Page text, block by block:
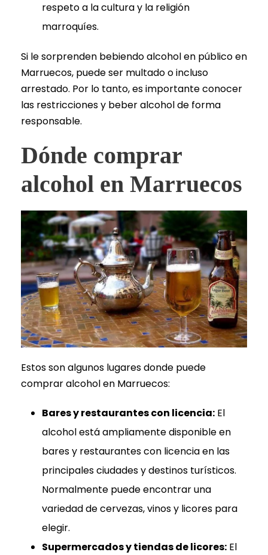
respeto a la cultura y la religión
marroquíes.
Si le sorprenden bebiendo alcohol en público en
Marruecos, puede ser multado o incluso
arrestado. Por lo tanto, es importante conocer
las restricciones y beber alcohol de forma
responsable.
Dónde comprar
alcohol en Marruecos
Estos son algunos lugares donde puede
comprar alcohol en Marruecos:
Bares y restaurantes con licencia: El
alcohol está ampliamente disponible en
bares y restaurantes con licencia en las
principales ciudades y destinos turísticos.
Normalmente puede encontrar una
variedad de cervezas, vinos y licores para
elegir.
Supermercados y tiendas de licores: El